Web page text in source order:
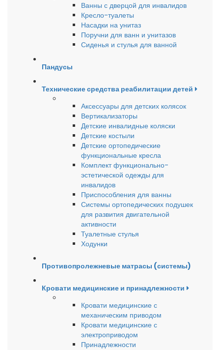
Ванны с дверцой для инвалидов
Кресло-туалеты
Насадки на унитаз
Поручни для ванн и унитазов
Сиденья и стулья для ванной
Пандусы
Технические средства реабилитации детей
Аксессуары для детских колясок
Вертикализаторы
Детские инвалидные коляски
Детские костыли
Детские ортопедические
функциональные кресла
Комплект функционально-
эстетической одежды для
инвалидов
Приспособления для ванны
Системы ортопедических подушек
для развития двигательной
активности
Туалетные стулья
Ходунки
Противопролежневые матрасы (системы)
Кровати медицинские и принадлежности
Кровати медицинские с
механическим приводом
Кровати медицинские с
электроприводом
Принадлежности